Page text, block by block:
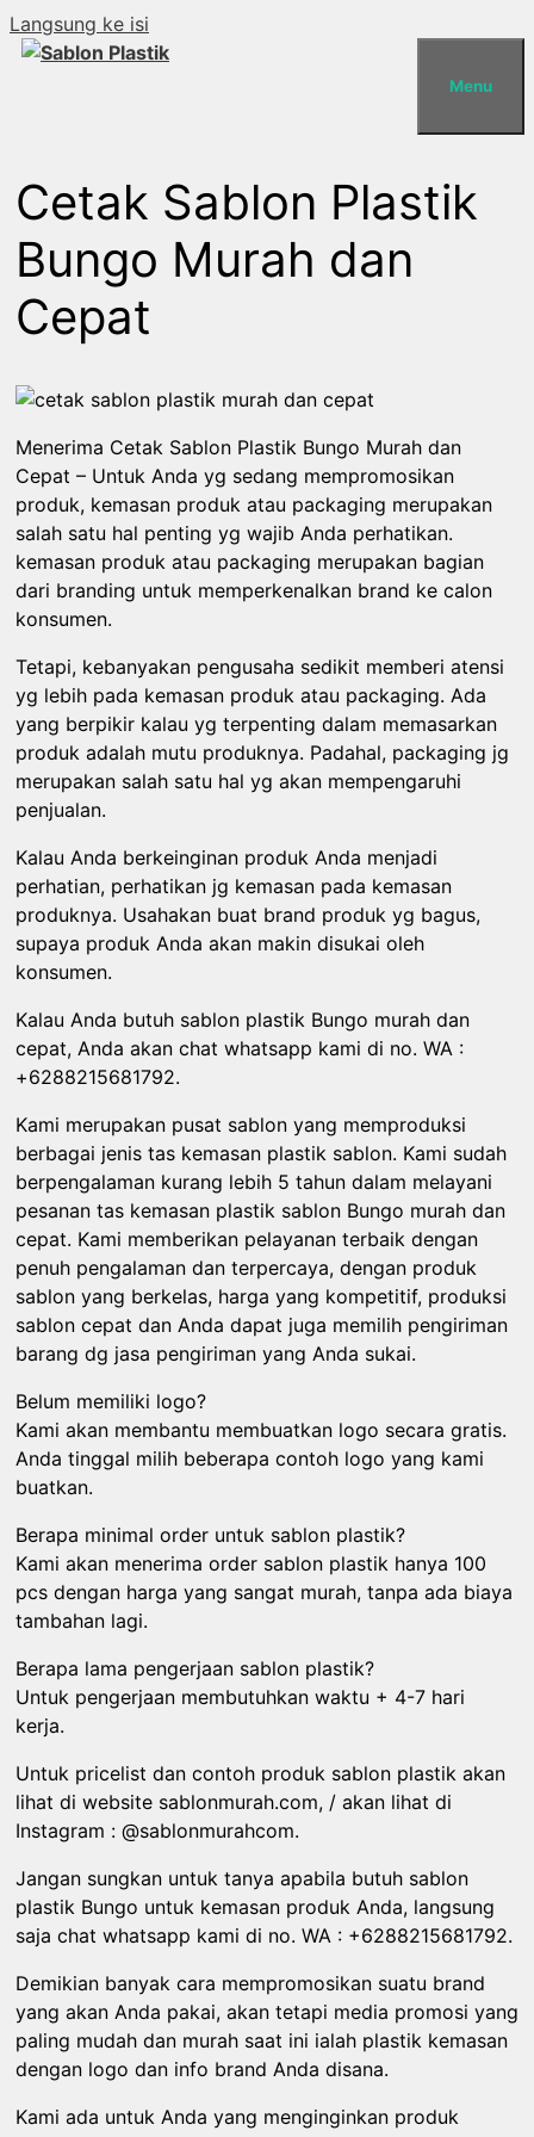
Langsung ke isi
Menu
Cetak Sablon Plastik
Bungo Murah dan
Cepat
Menerima Cetak Sablon Plastik Bungo Murah dan
Cepat – Untuk Anda yg sedang mempromosikan
produk, kemasan produk atau packaging merupakan
salah satu hal penting yg wajib Anda perhatikan.
kemasan produk atau packaging merupakan bagian
dari branding untuk memperkenalkan brand ke calon
konsumen.
Tetapi, kebanyakan pengusaha sedikit memberi atensi
yg lebih pada kemasan produk atau packaging. Ada
yang berpikir kalau yg terpenting dalam memasarkan
produk adalah mutu produknya. Padahal, packaging jg
merupakan salah satu hal yg akan mempengaruhi
penjualan.
Kalau Anda berkeinginan produk Anda menjadi
perhatian, perhatikan jg kemasan pada kemasan
produknya. Usahakan buat brand produk yg bagus,
supaya produk Anda akan makin disukai oleh
konsumen.
Kalau Anda butuh sablon plastik Bungo murah dan
cepat, Anda akan chat whatsapp kami di no. WA :
+6288215681792.
Kami merupakan pusat sablon yang memproduksi
berbagai jenis tas kemasan plastik sablon. Kami sudah
berpengalaman kurang lebih 5 tahun dalam melayani
pesanan tas kemasan plastik sablon Bungo murah dan
cepat. Kami memberikan pelayanan terbaik dengan
penuh pengalaman dan terpercaya, dengan produk
sablon yang berkelas, harga yang kompetitif, produksi
sablon cepat dan Anda dapat juga memilih pengiriman
barang dg jasa pengiriman yang Anda sukai.
Belum memiliki logo?
Kami akan membantu membuatkan logo secara gratis.
Anda tinggal milih beberapa contoh logo yang kami
buatkan.
Berapa minimal order untuk sablon plastik?
Kami akan menerima order sablon plastik hanya 100
pcs dengan harga yang sangat murah, tanpa ada biaya
tambahan lagi.
Berapa lama pengerjaan sablon plastik?
Untuk pengerjaan membutuhkan waktu + 4-7 hari
kerja.
Untuk pricelist dan contoh produk sablon plastik akan
lihat di website sablonmurah.com, / akan lihat di
Instagram : @sablonmurahcom.
Jangan sungkan untuk tanya apabila butuh sablon
plastik Bungo untuk kemasan produk Anda, langsung
saja chat whatsapp kami di no. WA : +6288215681792.
Demikian banyak cara mempromosikan suatu brand
yang akan Anda pakai, akan tetapi media promosi yang
paling mudah dan murah saat ini ialah plastik kemasan
dengan logo dan info brand Anda disana.
Kami ada untuk Anda yang menginginkan produk